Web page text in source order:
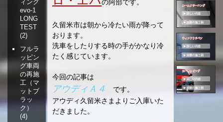
の阿部です。
久留米市は朝から冷たい雨が降って
おります。
洗車をしたりする時の手がかなり冷
たく感じています。
今回の記事は
アウディＡ４
です。
アウディ久留米さまよりご入庫いた
だきました。
ィング
evo-1
LONG
TEST
(2)
フルラ
ッピン
グ車両
の再施
工（マ
ットブ
ラッ
ク）
(4)